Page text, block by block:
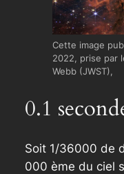
Cette image
2022, prise par
Webb (JWST),
0.1
Soit 1/36000 de
000 ème du ciel